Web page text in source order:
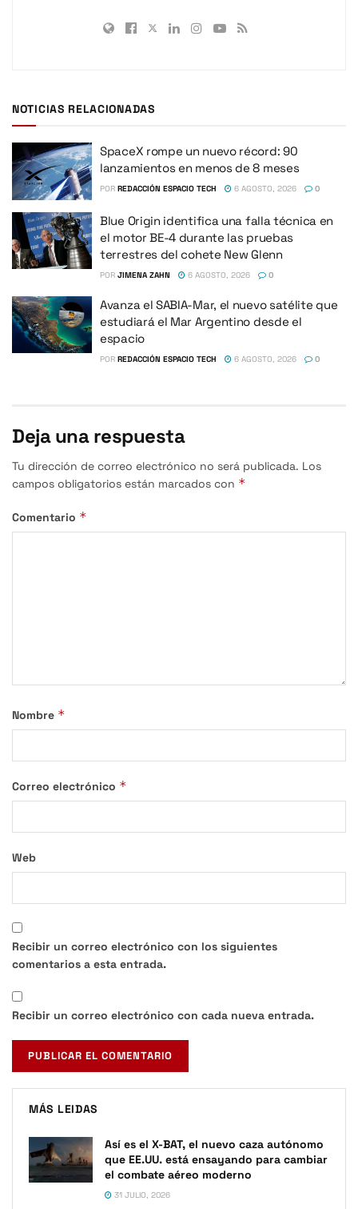
NOTICIAS RELACIONADAS
SpaceX rompe un nuevo récord: 90
lanzamientos en menos de 8 meses
POR REDACCIÓN ESPACIO TECH 6 AGOSTO, 2026 0
Blue Origin identifica una falla técnica en
el motor BE-4 durante las pruebas
terrestres del cohete New Glenn
POR JIMENA ZAHN 6 AGOSTO, 2026 0
Avanza el SABIA-Mar, el nuevo satélite que
estudiará el Mar Argentino desde el
espacio
POR REDACCIÓN ESPACIO TECH 6 AGOSTO, 2026 0
Deja una respuesta
Tu dirección de correo electrónico no será publicada. Los
campos obligatorios están marcados con *
Comentario *
Nombre *
Correo electrónico *
Web
Recibir un correo electrónico con los siguientes
comentarios a esta entrada.
Recibir un correo electrónico con cada nueva entrada.
MÁS LEIDAS
Así es el X-BAT, el nuevo caza autónomo
que EE.UU. está ensayando para cambiar
el combate aéreo moderno
31 JULIO, 2026